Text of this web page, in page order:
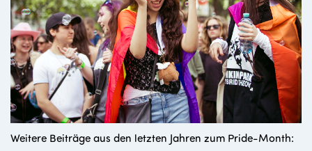
Weitere Beiträge aus den letzten Jahren zum Pride-Month: